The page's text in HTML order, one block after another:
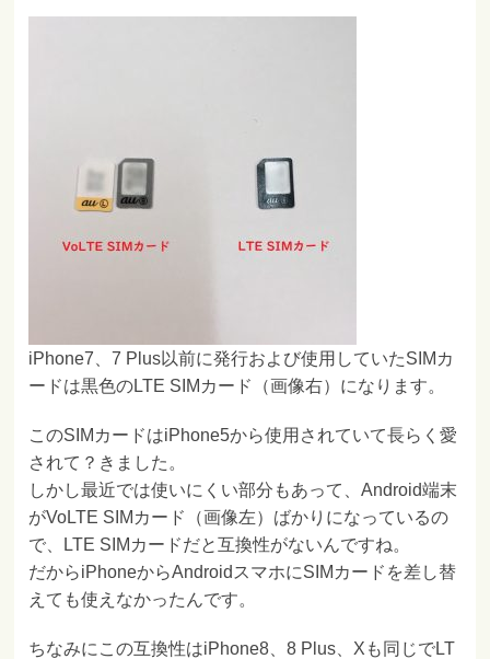
iPhone7、7 Plus以前に発行および使用していたSIMカ
ードは黒色のLTE SIMカード（画像右）になります。
このSIMカードはiPhone5から使用されていて長らく愛
されて？きました。
しかし最近では使いにくい部分もあって、Android端末
がVoLTE SIMカード（画像左）ばかりになっているの
で、LTE SIMカードだと互換性がないんですね。
だからiPhoneからAndroidスマホにSIMカードを差し替
えても使えなかったんです。
ちなみにこの互換性はiPhone8、8 Plus、Xも同じでLT